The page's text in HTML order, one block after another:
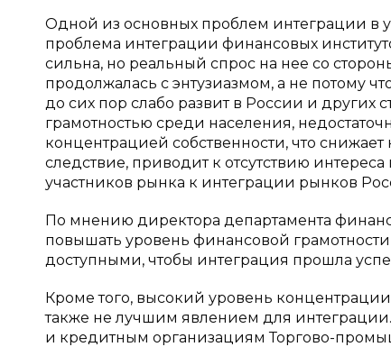
Одной из основных проблем интеграции в
проблема интеграции финансовых
сильна, но реальный спрос на нее со
продолжалась с энтузиазмом, а не потому
до сих пор слабо развит в России и других
грамотностью среди населения,
концентрацией собственности, что
следствие, приводит к отсутствию
участников рынка к интеграции рынков
По мнению директора департамента
повышать уровень финансовой
доступными, чтобы интеграция прошла
Кроме того, высокий уровень
также не лучшим явлением для
и кредитным организациям Торгово-